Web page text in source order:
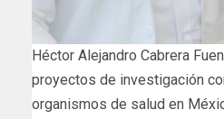
Héctor Alejandro Cabrera
proyectos de investigación
organismos de salud en